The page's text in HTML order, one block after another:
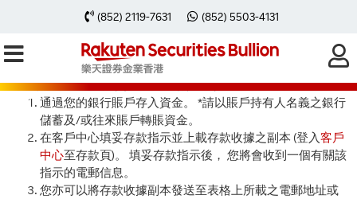
(852) 2119-7631 (852) 5503-4131
要在樂天MT4上開始交易， 請依照以下步驟：
通過您的銀行賬戶存入資金。 *請以賬戶持有人名義之銀行
儲蓄及/或往來賬戶轉賬資金。
在客戶中心填妥存款指示並上載存款收據之副本 (登入客戶
中心至存款頁)。 填妥存款指示後， 您將會收到一個有關該
指示的電郵信息。
您亦可以將存款收據副本發送至表格上所載之電郵地址或